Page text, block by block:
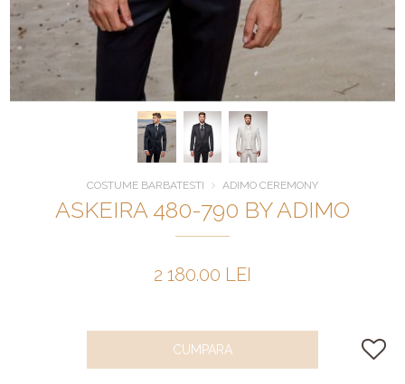
COSTUME BARBATESTI ADIMO CEREMONY
ASKEIRA 480-790 BY ADIMO
2 180.00 LEI
CUMPARA